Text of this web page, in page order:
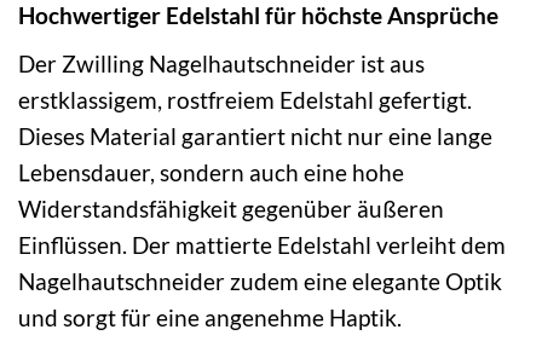
Hochwertiger Edelstahl für höchste Ansprüche
Der Zwilling Nagelhautschneider ist aus
erstklassigem, rostfreiem Edelstahl gefertigt.
Dieses Material garantiert nicht nur eine lange
Lebensdauer, sondern auch eine hohe
Widerstandsfähigkeit gegenüber äußeren
Einflüssen. Der mattierte Edelstahl verleiht dem
Nagelhautschneider zudem eine elegante Optik
und sorgt für eine angenehme Haptik.